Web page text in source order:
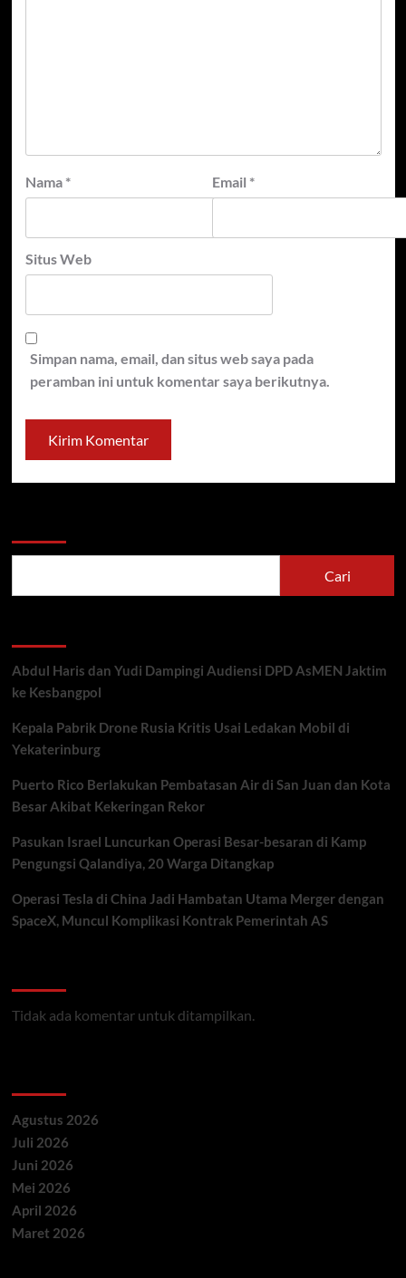
Nama * Email *
Situs Web
Simpan nama, email, dan situs web saya pada
peramban ini untuk komentar saya berikutnya.
Cari
Abdul Haris dan Yudi Dampingi Audiensi DPD AsMEN Jaktim
ke Kesbangpol
Kepala Pabrik Drone Rusia Kritis Usai Ledakan Mobil di
Yekaterinburg
Puerto Rico Berlakukan Pembatasan Air di San Juan dan Kota
Besar Akibat Kekeringan Rekor
Pasukan Israel Luncurkan Operasi Besar-besaran di Kamp
Pengungsi Qalandiya, 20 Warga Ditangkap
Operasi Tesla di China Jadi Hambatan Utama Merger dengan
SpaceX, Muncul Komplikasi Kontrak Pemerintah AS
Tidak ada komentar untuk ditampilkan.
Agustus 2026
Juli 2026
Juni 2026
Mei 2026
April 2026
Maret 2026